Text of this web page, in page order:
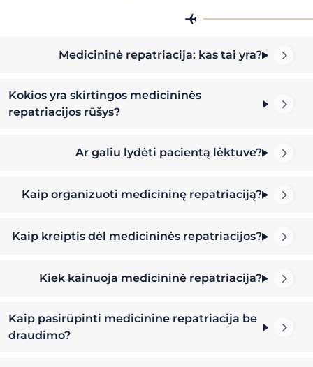
Medicininė repatriacija: kas tai yra?
Kokios yra skirtingos medicininės
repatriacijos rūšys?
Ar galiu lydėti pacientą lėktuve?
Kaip organizuoti medicininę repatriaciją?
Kaip kreiptis dėl medicininės repatriacijos?
Kiek kainuoja medicininė repatriacija?
Kaip pasirūpinti medicinine repatriacija be
draudimo?